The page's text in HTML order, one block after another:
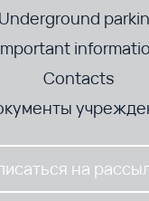
Underground
Contacts
на